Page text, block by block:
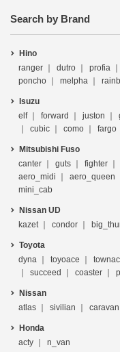
Search by Brand
Hino
ranger
dutro profia
poncho
melpha
Isuzu
elf
forward juston
cubic
como fargo
Mitsubishi Fuso
canter
guts fighter
aero_midi
aero_queen
mini_cab
Nissan UD
kazet
condor
Toyota
dyna
toyoace
succeed
coaster
Nissan
atlas
sivilian caravan
Honda
acty
n_van